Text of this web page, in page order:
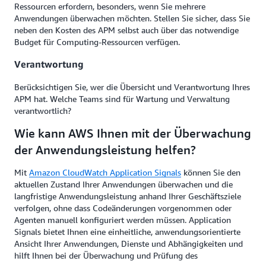
Ressourcen erfordern, besonders, wenn Sie mehrere
Anwendungen überwachen möchten. Stellen Sie sicher, dass Sie
neben den Kosten des APM selbst auch über das notwendige
Budget für Computing-Ressourcen verfügen.
Verantwortung
Berücksichtigen Sie, wer die Übersicht und Verantwortung Ihres
APM hat. Welche Teams sind für Wartung und Verwaltung
verantwortlich?
Wie kann AWS Ihnen mit der Überwachung
der Anwendungsleistung helfen?
Mit Amazon CloudWatch Application Signals können Sie den
aktuellen Zustand Ihrer Anwendungen überwachen und die
langfristige Anwendungsleistung anhand Ihrer Geschäftsziele
verfolgen, ohne dass Codeänderungen vorgenommen oder
Agenten manuell konfiguriert werden müssen. Application
Signals bietet Ihnen eine einheitliche, anwendungsorientierte
Ansicht Ihrer Anwendungen, Dienste und Abhängigkeiten und
hilft Ihnen bei der Überwachung und Prüfung des